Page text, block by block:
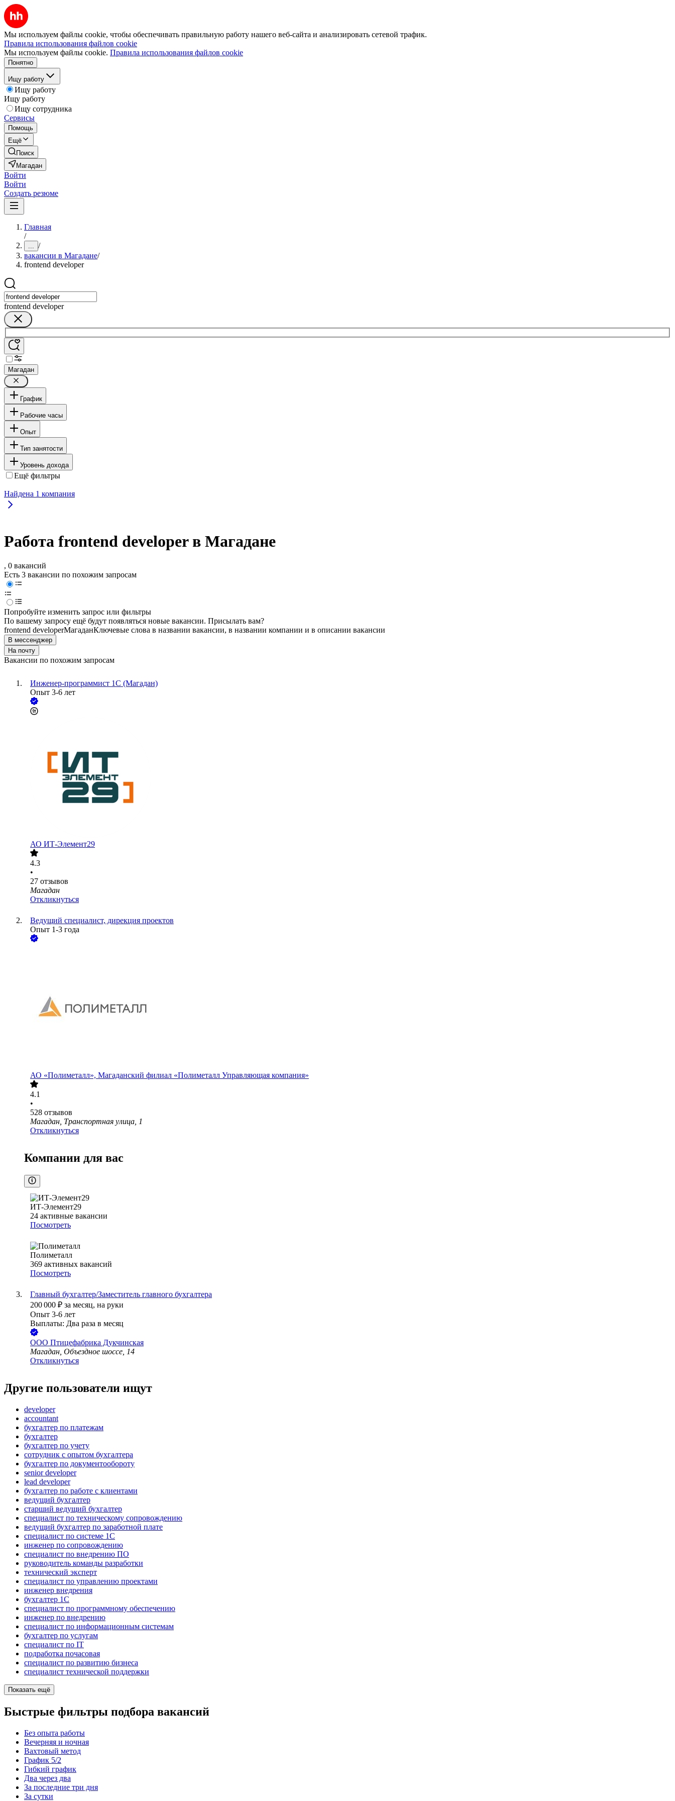
Мы используем файлы cookie, чтобы обеспечивать правильную работу нашего веб-сайта и анализировать сетевой трафик.
Правила использования файлов cookie
Мы используем файлы cookie. Правила использования файлов cookie
Понятно
Ищу работу
Ищу работу
Ищу работу
Ищу сотрудника
Сервисы
Помощь
Ещё
Поиск
Магадан
Войти
Войти
Создать резюме
Главная
/
... /
вакансии в Магадане/
frontend developer
frontend developer
Магадан
График
Рабочие часы
Опыт
Тип занятости
Уровень дохода
Ещё фильтры
Найдена 1 компания
Работа frontend developer в Магадане
, 0 вакансий
Есть 3 вакансии по похожим запросам
Попробуйте изменить запрос или фильтры
По вашему запросу ещё будут появляться новые вакансии. Присылать вам?
frontend developerМагаданКлючевые слова в названии вакансии, в названии компании и в описании вакансии
В мессенджер
На почту
Вакансии по похожим запросам
Инженер-программист 1С (Магадан)
Опыт 3-6 лет
АО ИТ-Элемент29
4.3
•
27 отзывов
Магадан
Откликнуться
Ведущий специалист, дирекция проектов
Опыт 1-3 года
АО «Полиметалл», Магаданский филиал «Полиметалл Управляющая компания»
4.1
•
528 отзывов
Магадан, Транспортная улица, 1
Откликнуться
Компании для вас
ИТ-Элемент29
24 активные вакансии
Посмотреть
Полиметалл
369 активных вакансий
Посмотреть
Главный бухгалтер/Заместитель главного бухгалтера
200 000 ₽ за месяц, на руки
Опыт 3-6 лет
Выплаты: Два раза в месяц
ООО Птицефабрика Дукчинская
Магадан, Объездное шоссе, 14
Откликнуться
Другие пользователи ищут
developer
accountant
бухгалтер по платежам
бухгалтер
бухгалтер по учету
сотрудник с опытом бухгалтера
бухгалтер по документообороту
senior developer
lead developer
бухгалтер по работе с клиентами
ведущий бухгалтер
старший ведущий бухгалтер
специалист по техническому сопровождению
ведущий бухгалтер по заработной плате
специалист по системе 1С
инженер по сопровождению
специалист по внедрению ПО
руководитель команды разработки
технический эксперт
специалист по управлению проектами
инженер внедрения
бухгалтер 1C
специалист по программному обеспечению
инженер по внедрению
специалист по информационным системам
бухгалтер по услугам
специалист по IT
подработка почасовая
специалист по развитию бизнеса
специалист технической поддержки
Показать ещё
Быстрые фильтры подбора вакансий
Без опыта работы
Вечерняя и ночная
Вахтовый метод
График 5/2
Гибкий график
Два через два
За последние три дня
За сутки